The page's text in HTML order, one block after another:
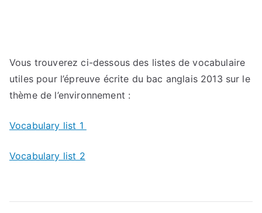
Vous trouverez ci-dessous des listes de vocabulaire
utiles pour l’épreuve écrite du bac anglais 2013 sur le
thème de l’environnement :
Vocabulary list 1
Vocabulary list 2